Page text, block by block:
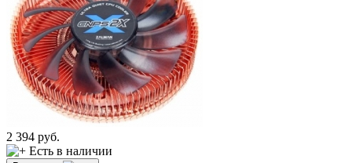
2 394 руб.
Есть в наличии